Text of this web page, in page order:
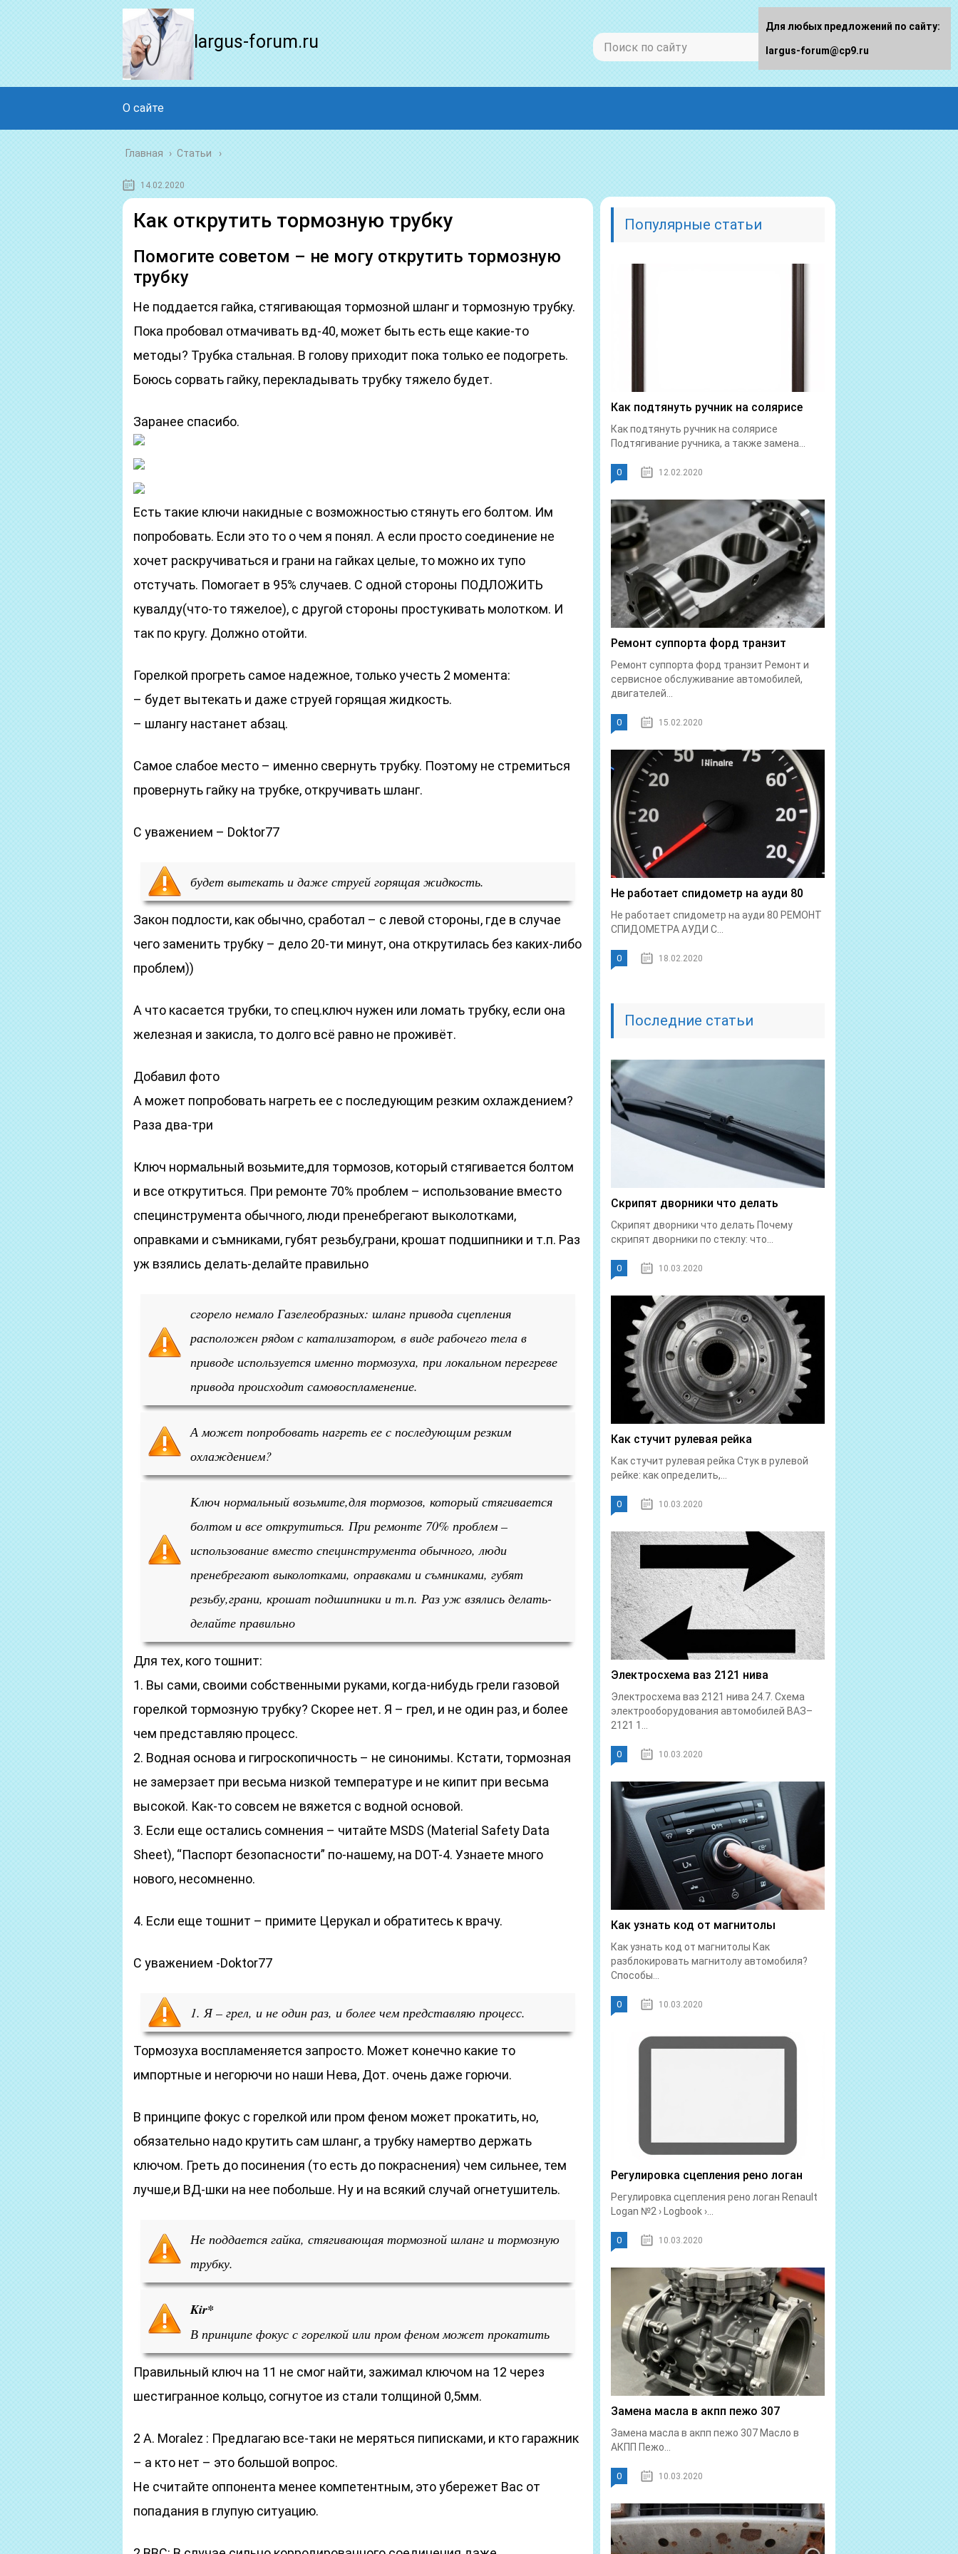
largus-forum.ru
О сайте
Главная › Статьи
14.02.2020
Как открутить тормозную трубку
Помогите советом – не могу открутить тормозную
трубку
Не поддается гайка, стягивающая тормозной шланг и тормозную трубку.
Пока пробовал отмачивать вд-40, может быть есть еще какие-то
методы? Трубка стальная. В голову приходит пока только ее подогреть.
Боюсь сорвать гайку, перекладывать трубку тяжело будет.
Заранее спасибо.
Есть такие ключи накидные с возможностью стянуть его болтом. Им
попробовать. Если это то о чем я понял. А если просто соединение не
хочет раскручиваться и грани на гайках целые, то можно их тупо
отстучать. Помогает в 95% случаев. С одной стороны ПОДЛОЖИТЬ
кувалду(что-то тяжелое), с другой стороны простукивать молотком. И
так по кругу. Должно отойти.
Горелкой прогреть самое надежное, только учесть 2 момента:
– будет вытекать и даже струей горящая жидкость.
– шлангу настанет абзац.
Самое слабое место – именно свернуть трубку. Поэтому не стремиться
провернуть гайку на трубке, откручивать шланг.
С уважением – Doktor77
будет вытекать и даже струей горящая жидкость.
Закон подлости, как обычно, сработал – с левой стороны, где в случае
чего заменить трубку – дело 20-ти минут, она открутилась без каких-либо
проблем))
А что касается трубки, то спец.ключ нужен или ломать трубку, если она
железная и закисла, то долго всё равно не проживёт.
Добавил фото
А может попробовать нагреть ее с последующим резким охлаждением?
Раза два-три
Ключ нормальный возьмите,для тормозов, который стягивается болтом
и все открутиться. При ремонте 70% проблем – использование вместо
специнструмента обычного, люди пренебрегают выколотками,
оправками и съмниками, губят резьбу,грани, крошат подшипники и т.п. Раз
уж взялись делать-делайте правильно
сгорело немало Газелеобразных: шланг привода сцепления
расположен рядом с катализатором, в виде рабочего тела в
приводе используется именно тормозуха, при локальном перегреве
привода происходит самовоспламенение.
А может попробовать нагреть ее с последующим резким
охлаждением?
Ключ нормальный возьмите,для тормозов, который стягивается
болтом и все открутиться. При ремонте 70% проблем –
использование вместо специнструмента обычного, люди
пренебрегают выколотками, оправками и съмниками, губят
резьбу,грани, крошат подшипники и т.п. Раз уж взялись делать-
делайте правильно
Для тех, кого тошнит:
1. Вы сами, своими собственными руками, когда-нибудь грели газовой
горелкой тормозную трубку? Скорее нет. Я – грел, и не один раз, и более
чем представляю процесс.
2. Водная основа и гигроскопичность – не синонимы. Кстати, тормозная
не замерзает при весьма низкой температуре и не кипит при весьма
высокой. Как-то совсем не вяжется с водной основой.
3. Если еще остались сомнения – читайте MSDS (Material Safety Data
Sheet), “Паспорт безопасности” по-нашему, на DOT-4. Узнаете много
нового, несомненно.
4. Если еще тошнит – примите Церукал и обратитесь к врачу.
С уважением -Doktor77
1. Я – грел, и не один раз, и более чем представляю процесс.
Тормозуха воспламеняется запросто. Может конечно какие то
импортные и негорючи но наши Нева, Дот. очень даже горючи.
В принципе фокус с горелкой или пром феном может прокатить, но,
обязательно надо крутить сам шланг, а трубку намертво держать
ключом. Греть до посинения (то есть до покраснения) чем сильнее, тем
лучше,и ВД-шки на нее побольше. Ну и на всякий случай огнетушитель.
Не поддается гайка, стягивающая тормозной шланг и тормозную
трубку.
Kir*
В принципе фокус с горелкой или пром феном может прокатить
Правильный ключ на 11 не смог найти, зажимал ключом на 12 через
шестигранное кольцо, согнутое из стали толщиной 0,5мм.
2 A. Moralez : Предлагаю все-таки не меряться пиписками, и кто гаражник
– а кто нет – это большой вопрос.
Не считайте оппонента менее компетентным, это убережет Вас от
попадания в глупую ситуацию.
Популярные статьи
Как подтянуть ручник на солярисе
Как подтянуть ручник на солярисе
Подтягивание ручника, а также замена...
0 12.02.2020
Ремонт суппорта форд транзит
Ремонт суппорта форд транзит Ремонт и
сервисное обслуживание автомобилей,
двигателей...
0 15.02.2020
Не работает спидометр на ауди 80
Не работает спидометр на ауди 80 РЕМОНТ
СПИДОМЕТРА АУДИ С...
0 18.02.2020
Последние статьи
Скрипят дворники что делать
Скрипят дворники что делать Почему
скрипят дворники по стеклу: что...
0 10.03.2020
Как стучит рулевая рейка
Как стучит рулевая рейка Стук в рулевой
рейке: как определить,...
0 10.03.2020
Электросхема ваз 2121 нива
Электросхема ваз 2121 нива 24.7. Схема
электрооборудования автомобилей ВАЗ–
2121 1...
0 10.03.2020
Как узнать код от магнитолы
Как узнать код от магнитолы Как
разблокировать магнитолу автомобиля?
Способы...
0 10.03.2020
Регулировка сцепления рено логан
Регулировка сцепления рено логан Renault
Logan №2 › Logbook ›...
0 10.03.2020
Замена масла в акпп пежо 307
Замена масла в акпп пежо 307 Масло в
АКПП Пежо...
0 10.03.2020
Для любых предложений по сайту:
largus-forum@cp9.ru